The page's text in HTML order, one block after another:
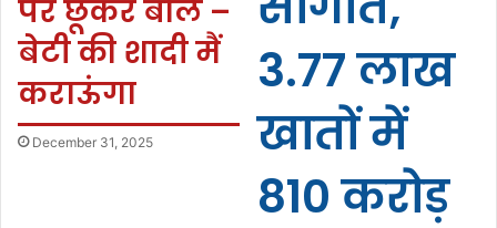
पैर छूकर बोले –
बेटी की शादी मैं
कराऊंगा
December 31, 2025
3.77 लाख
खातों में
810 करोड़